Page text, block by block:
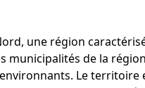
une région
municipalités de la
Le